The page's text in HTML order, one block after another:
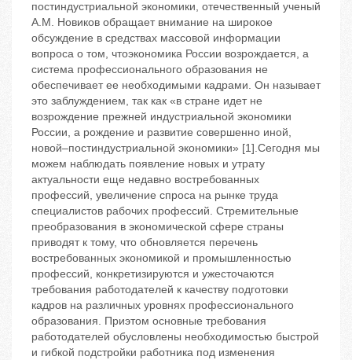
постиндустриальной экономики, отечественный ученый
А.М. Новиков обращает внимание на широкое
обсуждение в средствах массовой информации
вопроса о том, чтоэкономика России возрождается, а
система профессионального образования не
обеспечивает ее необходимыми кадрами. Он называет
это заблуждением, так как «в стране идет не
возрождение прежней индустриальной экономики
России, а рождение и развитие совершенно иной,
новой–постиндустриальной экономики» [1].Сегодня мы
можем наблюдать появление новых и утрату
актуальности еще недавно востребованных
профессий, увеличение спроса на рынке труда
специалистов рабочих профессий. Стремительные
преобразования в экономической сфере страны
приводят к тому, что обновляется перечень
востребованных экономикой и промышленностью
профессий, конкретизируются и ужесточаются
требования работодателей к качеству подготовки
кадров на различных уровнях профессионального
образования. Приэтом основные требования
работодателей обусловлены необходимостью быстрой
и гибкой подстройки работника под изменения